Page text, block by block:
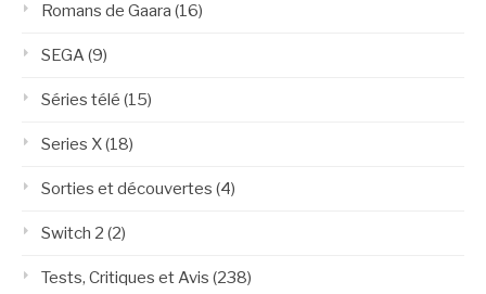
Romans de Gaara (16)
SEGA(9)
Séries télé (15)
Series X(18)
Sorties et découvertes (4)
Switch 2 (2)
Tests, Critiques et Avis (238)